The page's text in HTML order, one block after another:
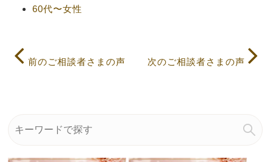
60代〜女性
前のご相談者さまの声 次のご相談者さまの声